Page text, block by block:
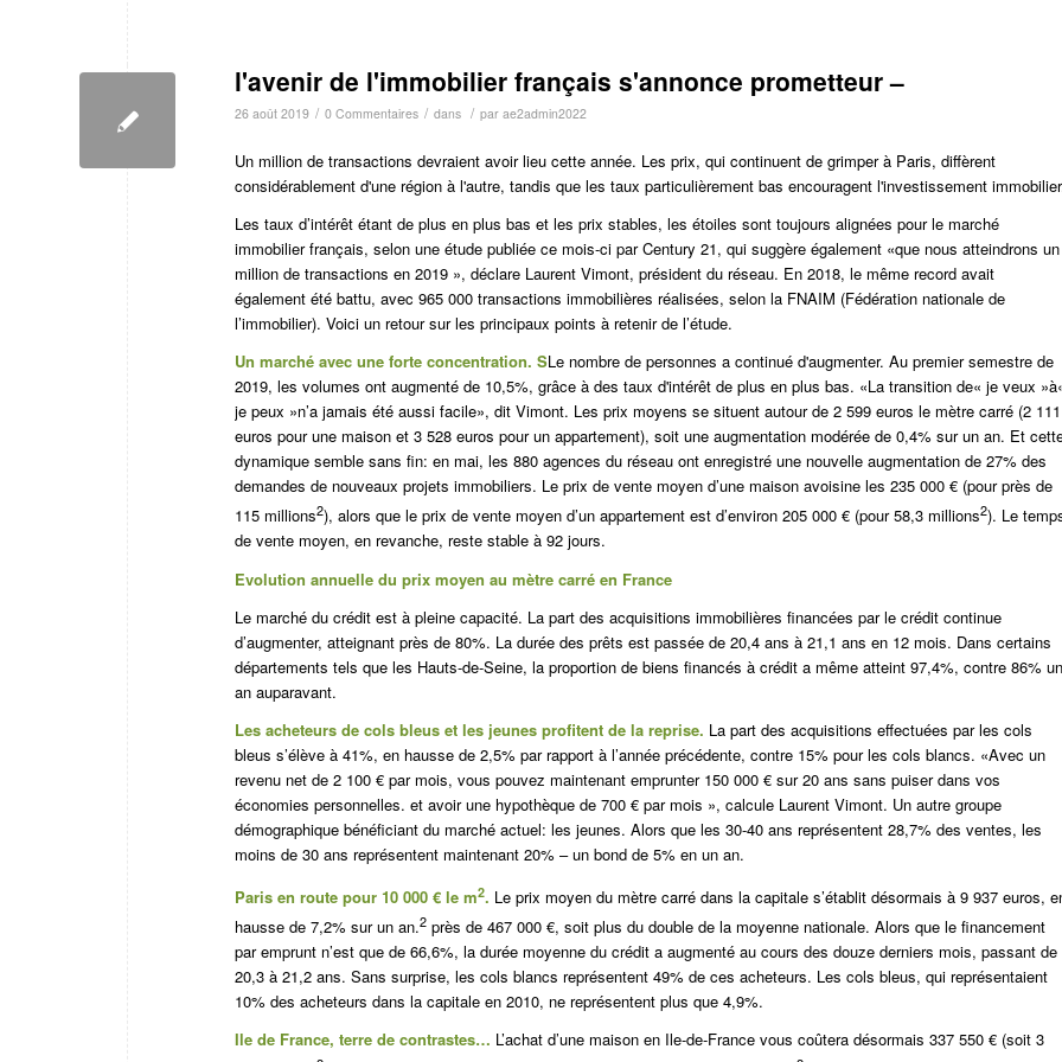
l'avenir de l'immobilier français s'annonce prometteur –
26 août 2019 / 0 Commentaires / dans / par ae2admin2022
Un million de transactions devraient avoir lieu cette année. Les prix, qui continuent de grimper à Paris, diffèrent
considérablement d'une région à l'autre, tandis que les taux particulièrement bas encouragent l'investissement
Les taux d’intérêt étant de plus en plus bas et les prix stables, les étoiles sont toujours alignées pour le marché
immobilier français, selon une étude publiée ce mois-ci par Century 21, qui suggère également «que nous atteindrons un
million de transactions en 2019 », déclare Laurent Vimont, président du réseau. En 2018, le même record avait
également été battu, avec 965 000 transactions immobilières réalisées, selon la FNAIM (Fédération nationale de
l’immobilier). Voici un retour sur les principaux points à retenir de l’étude.
Un marché avec une forte concentration. SLe nombre de personnes a continué d'augmenter. Au premier semestre de
2019, les volumes ont augmenté de 10,5%, grâce à des taux d'intérêt de plus en plus bas. «La transition de« je veux
je peux »n’a jamais été aussi facile», dit Vimont. Les prix moyens se situent autour de 2 599 euros le mètre carré (2 111
euros pour une maison et 3 528 euros pour un appartement), soit une augmentation modérée de 0,4% sur un an. Et
dynamique semble sans fin: en mai, les 880 agences du réseau ont enregistré une nouvelle augmentation de 27% des
demandes de nouveaux projets immobiliers. Le prix de vente moyen d’une maison avoisine les 235 000 € (pour près de
115 millions2), alors que le prix de vente moyen d’un appartement est d’environ 205 000 € (pour 58,3 millions2). Le
de vente moyen, en revanche, reste stable à 92 jours.
Evolution annuelle du prix moyen au mètre carré en France
Le marché du crédit est à pleine capacité. La part des acquisitions immobilières financées par le crédit continue
d’augmenter, atteignant près de 80%. La durée des prêts est passée de 20,4 ans à 21,1 ans en 12 mois. Dans certains
départements tels que les Hauts-de-Seine, la proportion de biens financés à crédit a même atteint 97,4%, contre 86% un
an auparavant.
Les acheteurs de cols bleus et les jeunes profitent de la reprise. La part des acquisitions effectuées par les cols
bleus s’élève à 41%, en hausse de 2,5% par rapport à l’année précédente, contre 15% pour les cols blancs. «Avec un
revenu net de 2 100 € par mois, vous pouvez maintenant emprunter 150 000 € sur 20 ans sans puiser dans vos
économies personnelles. et avoir une hypothèque de 700 € par mois », calcule Laurent Vimont. Un autre groupe
démographique bénéficiant du marché actuel: les jeunes. Alors que les 30-40 ans représentent 28,7% des ventes, les
moins de 30 ans représentent maintenant 20% – un bond de 5% en un an.
Paris en route pour 10 000 € le m2. Le prix moyen du mètre carré dans la capitale s’établit désormais à 9 937 euros,
hausse de 7,2% sur un an.2 près de 467 000 €, soit plus du double de la moyenne nationale. Alors que le financement
par emprunt n’est que de 66,6%, la durée moyenne du crédit a augmenté au cours des douze derniers mois, passant de
20,3 à 21,2 ans. Sans surprise, les cols blancs représentent 49% de ces acheteurs. Les cols bleus, qui représentaient
10% des acheteurs dans la capitale en 2010, ne représentent plus que 4,9%.
Ile de France, terre de contrastes… L’achat d’une maison en Ile-de-France vous coûtera désormais 337 550 € (soit 3